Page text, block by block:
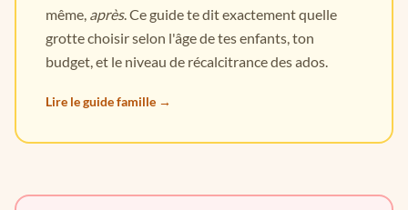
même, après. Ce guide te dit exactement quelle
grotte choisir selon l'âge de tes enfants, ton
budget, et le niveau de récalcitrance des ados.
Lire le guide famille →